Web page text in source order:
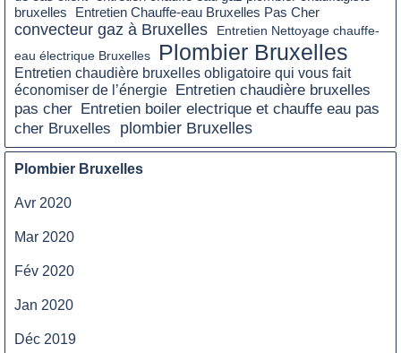
bruxelles
Entretien Chauffe-eau Bruxelles Pas Cher
convecteur gaz à Bruxelles
Entretien Nettoyage chauffe-
eau électrique Bruxelles
Plombier Bruxelles
Entretien chaudière bruxelles obligatoire qui vous fait
économiser de l’énergie Entretien chaudière bruxelles
pas cher Entretien boiler electrique et chauffe eau pas
cher Bruxelles plombier Bruxelles
Plombier Bruxelles
Avr 2020
Mar 2020
Fév 2020
Jan 2020
Déc 2019